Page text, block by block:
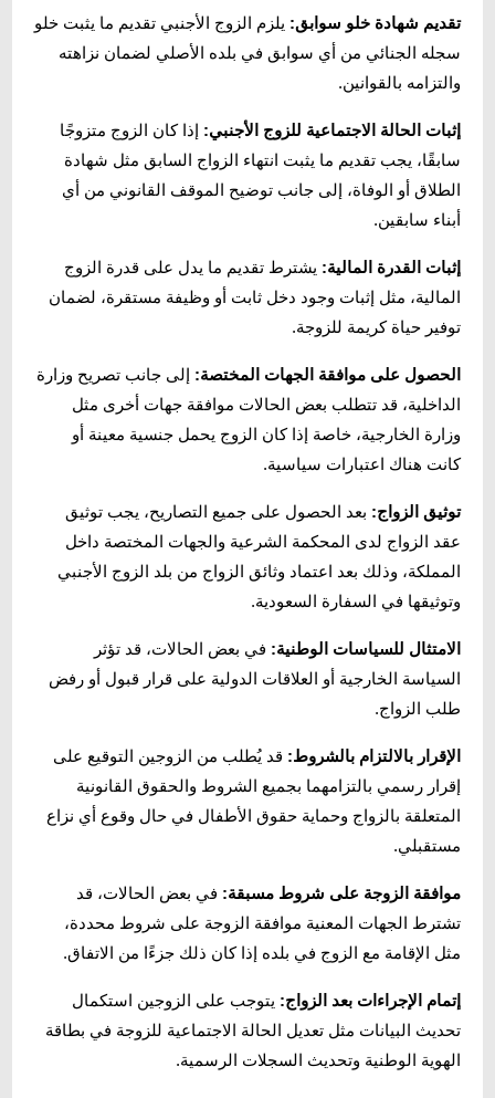
تقديم شهادة خلو سوابق: يلزم الزوج الأجنبي تقديم ما يثبت خلو
سجله الجنائي من أي سوابق في بلده الأصلي لضمان نزاهته
والتزامه بالقوانين.
إثبات الحالة الاجتماعية للزوج الأجنبي: إذا كان الزوج متزوجًا
سابقًا، يجب تقديم ما يثبت انتهاء الزواج السابق مثل شهادة
الطلاق أو الوفاة، إلى جانب توضيح الموقف القانوني من أي
أبناء سابقين.
إثبات القدرة المالية: يشترط تقديم ما يدل على قدرة الزوج
المالية، مثل إثبات وجود دخل ثابت أو وظيفة مستقرة، لضمان
توفير حياة كريمة للزوجة.
الحصول على موافقة الجهات المختصة:
إلى جانب تصريح وزارة
الداخلية، قد تتطلب بعض الحالات موافقة جهات أخرى مثل
وزارة الخارجية، خاصة إذا كان الزوج يحمل جنسية معينة أو
كانت هناك اعتبارات سياسية.
توثيق الزواج: بعد الحصول على جميع التصاريح، يجب توثيق
عقد الزواج لدى المحكمة الشرعية والجهات المختصة داخل
المملكة، وذلك بعد اعتماد وثائق الزواج من بلد الزوج الأجنبي
وتوثيقها في السفارة السعودية.
الامتثال للسياسات الوطنية: في بعض الحالات، قد تؤثر
السياسة الخارجية أو العلاقات الدولية على قرار قبول أو رفض
طلب الزواج.
الإقرار بالالتزام بالشروط: قد يُطلب من الزوجين التوقيع على
إقرار رسمي بالتزامهما بجميع الشروط والحقوق القانونية
المتعلقة بالزواج وحماية حقوق الأطفال في حال وقوع أي نزاع
مستقبلي.
موافقة الزوجة على شروط مسبقة: في بعض الحالات، قد
تشترط الجهات المعنية موافقة الزوجة على شروط محددة،
مثل الإقامة مع الزوج في بلده إذا كان ذلك جزءًا من الاتفاق.
إتمام الإجراءات بعد الزواج: يتوجب على الزوجين استكمال
تحديث البيانات مثل تعديل الحالة الاجتماعية للزوجة في بطاقة
الهوية الوطنية وتحديث السجلات الرسمية.